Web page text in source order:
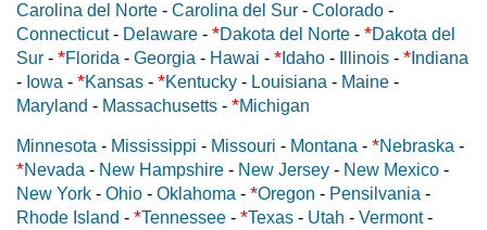
Carolina del Norte - Carolina del Sur - Colorado -
Connecticut- Delaware - *Dakota del Norte - *Dakota del
Sur - *Florida - Georgia - Hawai - * Idaho - Illinois - * Indiana
- Iowa - *Kansas - *Kentucky - Louisiana - Maine -
Maryland - Massachusetts - *Michigan
Minnesota - Mississippi - Missouri - Montana - *Nebraska -
*Nevada - New Hampshire - New Jersey - New Mexico -
New York - Ohio - Oklahoma - *Oregon - Pensilvania -
Rhode Island - *Tennessee - *Texas - Utah - Vermont-